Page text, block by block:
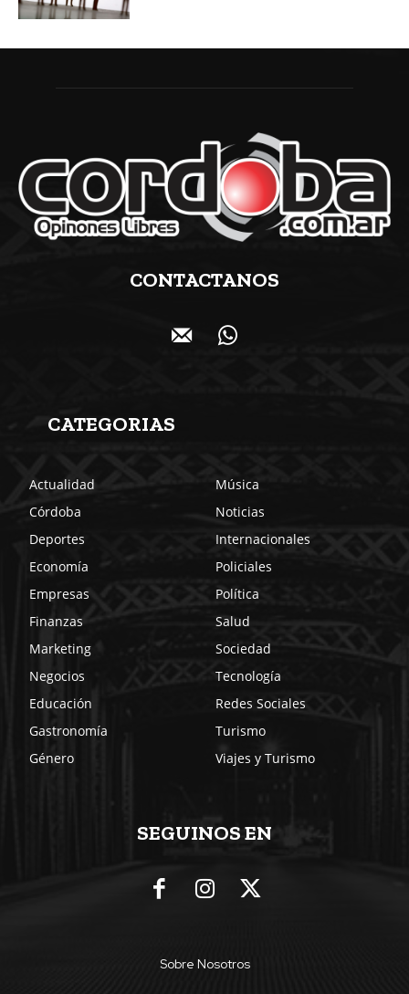
CONTACTANOS
CATEGORIAS
Actualidad
Córdoba
Deportes
Economía
Empresas
Finanzas
Marketing
Negocios
Educación
Gastronomía
Género
Música
Noticias
Internacionales
Policiales
Política
Salud
Sociedad
Tecnología
Redes Sociales
Turismo
Viajes y Turismo
SEGUINOS EN
Sobre Nosotros